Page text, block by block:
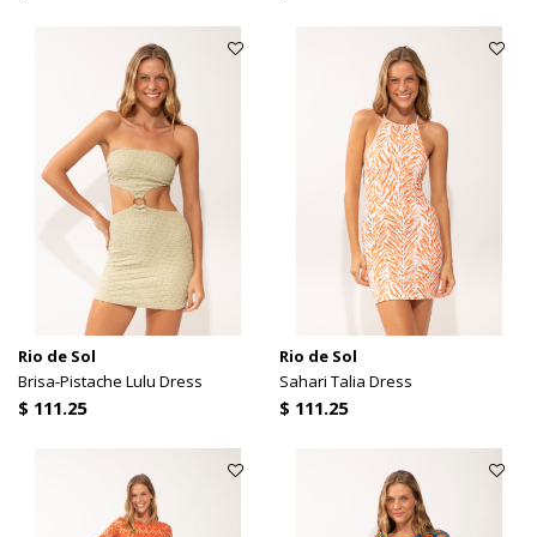
Rio de Sol
Brisa-Pistache Lulu Dress
$ 111.25
Rio de Sol
Sahari Talia Dress
$ 111.25